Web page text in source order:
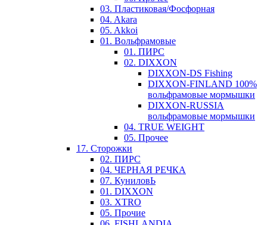
03. Пластиковая/Фосфорная
04. Akara
05. Akkoi
01. Вольфрамовые
01. ПИРС
02. DIXXON
DIXXON-DS Fishing
DIXXON-FINLAND 100%
вольфрамовые мормышки
DIXXON-RUSSIA
вольфрамовые мормышки
04. TRUE WEIGHT
05. Прочее
17. Сторожки
02. ПИРС
04. ЧЕРНАЯ РЕЧКА
07. КуниловЬ
01. DIXXON
03. XTRO
05. Прочие